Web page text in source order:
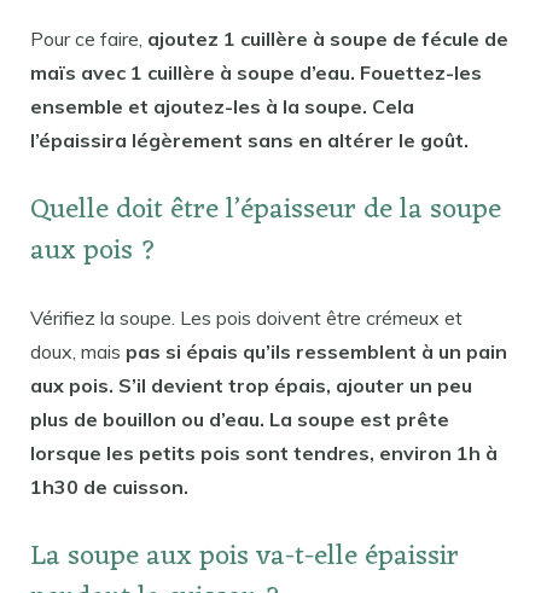
Pour ce faire, ajoutez 1 cuillère à soupe de fécule de
maïs avec 1 cuillère à soupe d’eau. Fouettez-les
ensemble et ajoutez-les à la soupe. Cela
l’épaissira légèrement sans en altérer le goût.
Quelle doit être l’épaisseur de la soupe
aux pois ?
Vérifiez la soupe. Les pois doivent être crémeux et
doux, mais pas si épais qu’ils ressemblent à un pain
aux pois. S’il devient trop épais, ajouter un peu
plus de bouillon ou d’eau. La soupe est prête
lorsque les petits pois sont tendres, environ 1h à
1h30 de cuisson.
La soupe aux pois va-t-elle épaissir